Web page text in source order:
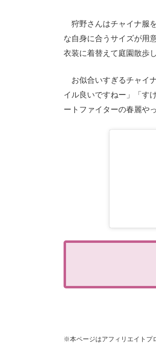
狩野さんはチャイナ服
な自身に合うサイズが用
衣装に着替えて庭園散歩
お似合いすぎるチャイ
イル良いですねー」「す
ートファイターの春麗や
※本ページはアフィリエイトプ